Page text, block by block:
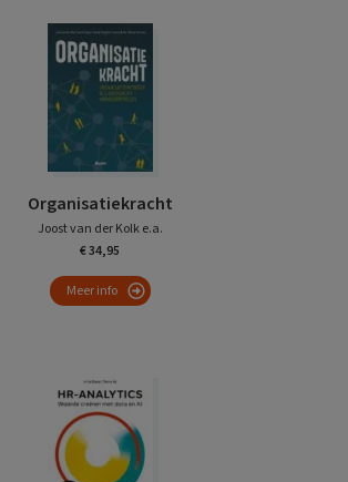
Organisatiekracht
Joost van der Kolk e.a.
€ 34,95
Meer info